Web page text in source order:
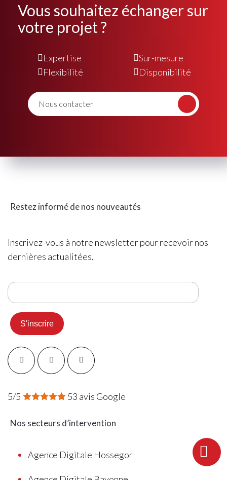
Vous souhaitez échanger sur
votre projet ?
Expertise
Sur-mesure
Flexibilité
Disponibilité
Nous contacter
Restez informé de nos nouveautés
Inscrivez-vous à notre newsletter pour recevoir nos
dernières actualitées.
5/5 53 avis Google
Nos secteurs d’intervention
Agence Digitale Hossegor